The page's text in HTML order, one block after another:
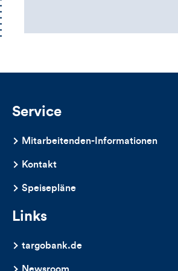
Service
Mitarbeitenden-Informationen
Kontakt
Speisepläne
Links
targobank.de
Newsroom